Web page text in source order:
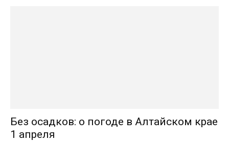
Без осадков: о погоде в Алтайском крае
1 апреля